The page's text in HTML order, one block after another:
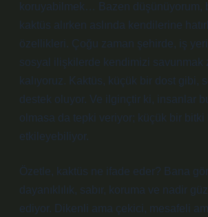
koruyabilmek… Bazen düşünüyorum,
kaktüs alırken aslında kendilerine
özellikleri. Çoğu zaman şehirde, iş
sosyal ilişkilerde kendimizi savunmak
kalıyoruz. Kaktüs, küçük bir dost gibi,
destek oluyor. Ve ilginçtir ki, insanlar
olmasa da tepki veriyor; küçük bir
etkileyebiliyor.
Özetle, kaktüs ne ifade eder? Bana
dayanıklılık, sabır, koruma ve nadir
ediyor. Dikenli ama çekici, mesafeli